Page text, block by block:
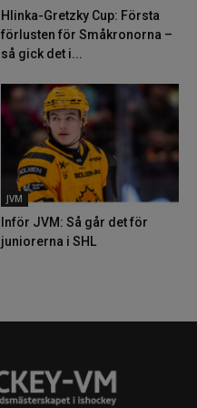
Hlinka-Gretzky Cup: Första
förlusten för Småkronorna –
så gick det i...
JVM
Inför JVM: Så går det för
juniorerna i SHL